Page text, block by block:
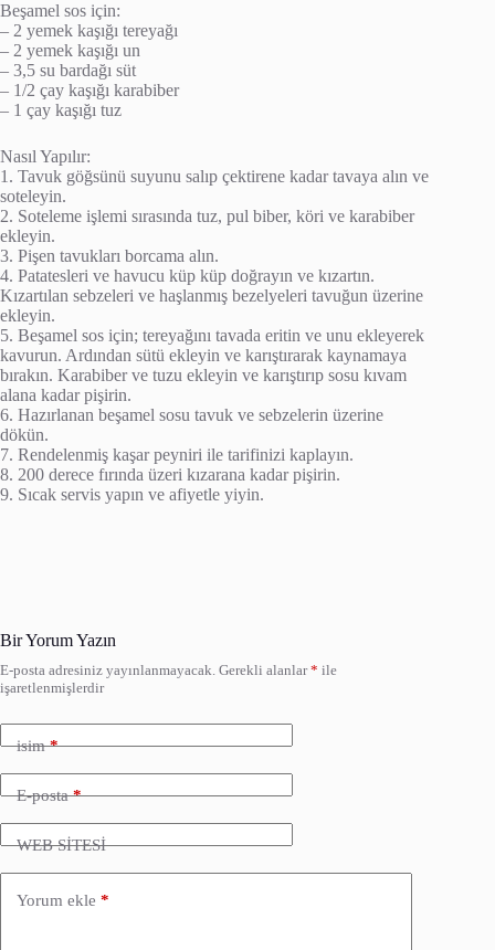
Beşamel sos için:
– 2 yemek kaşığı tereyağı
– 2 yemek kaşığı un
– 3,5 su bardağı süt
– 1/2 çay kaşığı karabiber
– 1 çay kaşığı tuz
Nasıl Yapılır:
1. Tavuk göğsünü suyunu salıp çektirene kadar tavaya alın ve
soteleyin.
2. Soteleme işlemi sırasında tuz, pul biber, köri ve karabiber
ekleyin.
3. Pişen tavukları borcama alın.
4. Patatesleri ve havucu küp küp doğrayın ve kızartın.
Kızartılan sebzeleri ve haşlanmış bezelyeleri tavuğun üzerine
ekleyin.
5. Beşamel sos için; tereyağını tavada eritin ve unu ekleyerek
kavurun. Ardından sütü ekleyin ve karıştırarak kaynamaya
bırakın. Karabiber ve tuzu ekleyin ve karıştırıp sosu kıvam
alana kadar pişirin.
6. Hazırlanan beşamel sosu tavuk ve sebzelerin üzerine
dökün.
7. Rendelenmiş kaşar peyniri ile tarifinizi kaplayın.
8. 200 derece fırında üzeri kızarana kadar pişirin.
9. Sıcak servis yapın ve afiyetle yiyin.
Bir Yorum Yazın
E-posta adresiniz yayınlanmayacak. Gerekli alanlar* ile
işaretlenmişlerdir
isim*
E-posta*
WEB SİTESİ
Yorum ekle *